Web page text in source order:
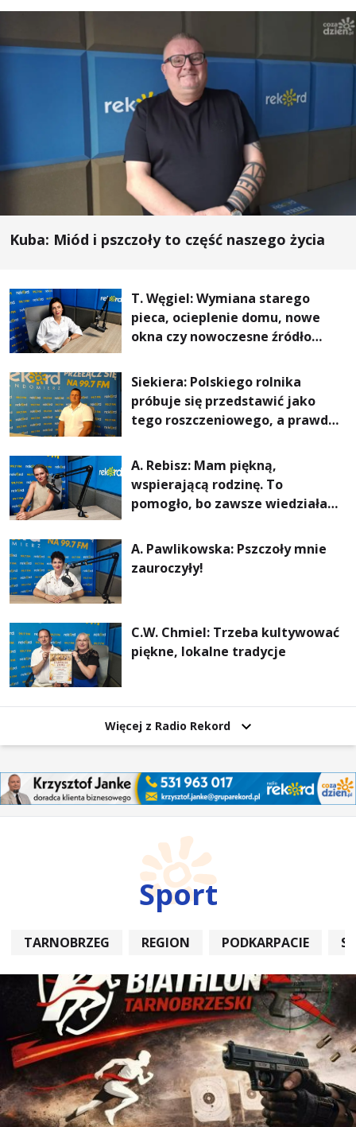
Kuba: Miód i pszczoły to część naszego życia
T. Węgiel: Wymiana starego
pieca, ocieplenie domu, nowe
okna czy nowoczesne źródło
rachunki za energię, lepszy
komfort życia i... czystsze
powietrze
Siekiera: Polskiego rolnika
próbuje się przedstawić jako
tego roszczeniowego, a prawda
A. Rebisz: Mam piękną,
wspierającą rodzinę. To
pomogło, bo zawsze wiedziałam,
najważniejsza
A. Pawlikowska: Pszczoły mnie
zauroczyły!
C.W. Chmiel: Trzeba kultywować
piękne, lokalne tradycje
Więcej z Radio Rekord
Sport
TARNOBRZEG REGION PODKARPACIE